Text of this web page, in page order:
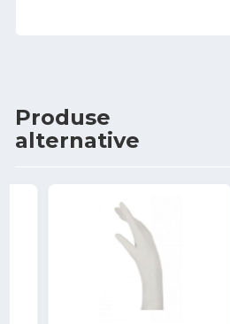
Produse
alternative